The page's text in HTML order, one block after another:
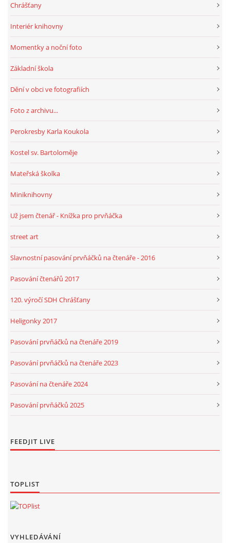
NAPSALI O NÁS....
KNIHOVNÍ ŘÁD
Nahoru ↑
Chrášťany
Interiér knihovny
Momentky a noční foto
Základní škola
Dění v obci ve fotografiích
Foto z archivu...
Perokresby Karla Koukola
Kostel sv. Bartoloměje
Mateřská školka
Miniknihovny
Už jsem čtenář - Knížka pro prvňáčka
street art
Slavnostní pasování prvňáčků na čtenáře - 2016
Pasování čtenářů 2017
120. výročí SDH Chrášťany
Heligonky 2017
Pasování prvňáčků na čtenáře 2019
Pasování prvňáčků na čtenáře 2023
Pasování na čtenáře 2024
Pasování prvňáčků 2025
FEEDJIT LIVE
TOPLIST
VYHLEDÁVÁNÍ